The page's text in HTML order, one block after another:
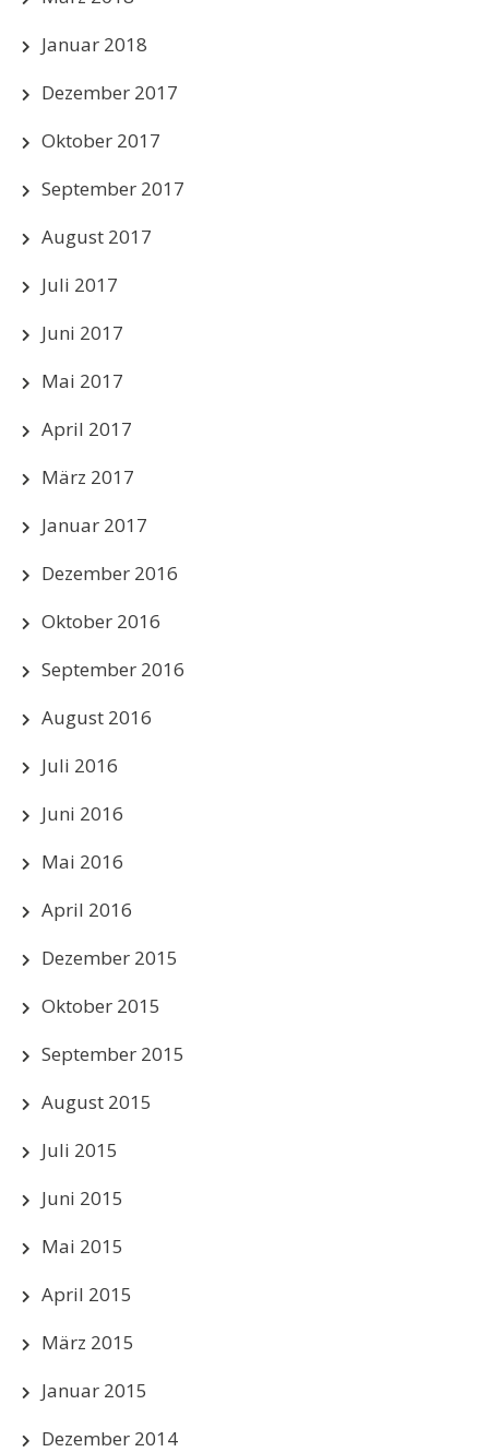
Januar 2018
Dezember 2017
Oktober 2017
September 2017
August 2017
Juli 2017
Juni 2017
Mai 2017
April 2017
März 2017
Januar 2017
Dezember 2016
Oktober 2016
September 2016
August 2016
Juli 2016
Juni 2016
Mai 2016
April 2016
Dezember 2015
Oktober 2015
September 2015
August 2015
Juli 2015
Juni 2015
Mai 2015
April 2015
März 2015
Januar 2015
Dezember 2014